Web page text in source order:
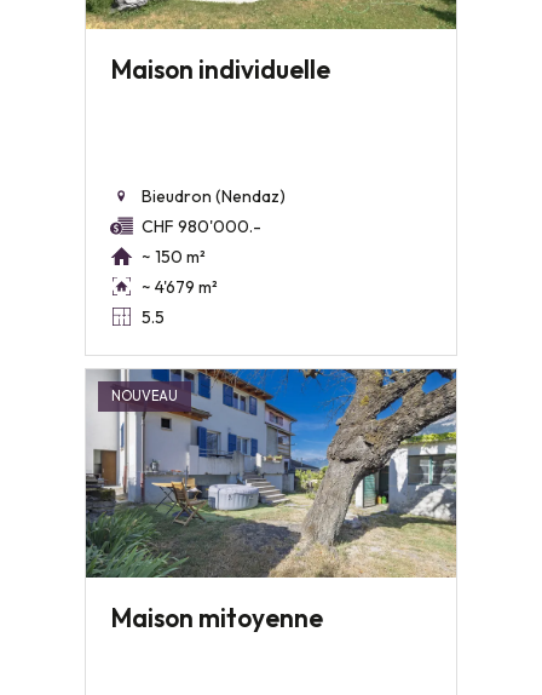
Maison individuelle
Bieudron (Nendaz)
CHF 980'000.-
~ 150 m²
~ 4'679 m²
5.5
NOUVEAU
Maison mitoyenne